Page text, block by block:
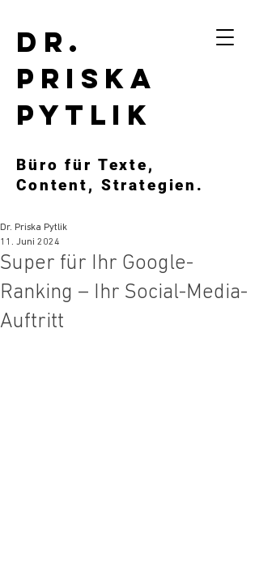
Dr.
Priska
Pytlik
Büro für Texte,
Content, Strategien.
Super für Ihr Google-
Ranking – Ihr Social-Media-
Auftritt
Dr. Priska Pytlik
11. Juni 2024